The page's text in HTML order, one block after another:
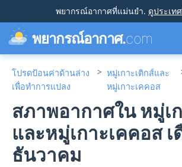
พยากรณ์อากาศที่แม่นยำ. ดูประเท
พยากรณ์อากาศ.com
โปรดป้อนค่าด้านล่าง
เพื่อทำการแปลง
> หมู่เกาะเติกส์และ
หมู่เกาะเคคอส
สภาพอากาศใน หมู่เ
และหมู่เกาะเคคอส เ
ธันวาคม